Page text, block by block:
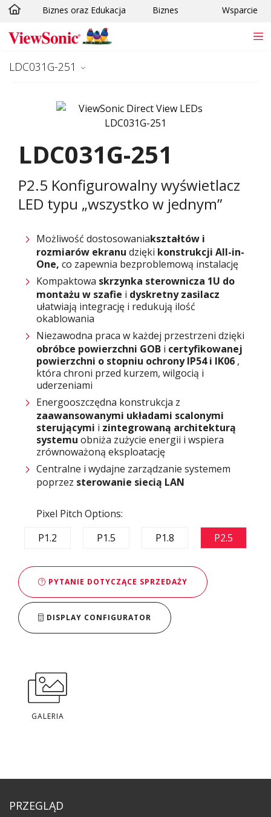
Skip to main content
Biznes oraz Edukacja Biznes Wsparcie
LDC031G-251
LDC031G-251
P2.5 Konfigurowalny wyświetlacz
LED typu „wszystko w jednym”
Możliwość dostosowaniakształtów i
rozmiarów ekranu dzięki konstrukcji All-in-
One, co zapewnia bezproblemową instalację
Kompaktowa skrzynka sterownicza 1U do
montażu w szafie i dyskretny zasilacz
ułatwiają integrację i redukują ilość
okablowania
Niezawodna praca w każdej przestrzeni dzięki
obróbce powierzchni GOB i certyfikowanej
powierzchni o stopniu ochrony IP54 i IK06 ,
która chroni przed kurzem, wilgocią i
uderzeniami
Energooszczędna konstrukcja z
zaawansowanymi układami scalonymi
sterującymi i zintegrowaną architekturą
systemu obniża zużycie energii i wspiera
zrównoważoną eksploatację
Centralne i wydajne zarządzanie systemem
poprzez sterowanie siecią LAN
Pixel Pitch Options:
P1.2
P1.5 P1.8 P2.5
PYTANIE DOTYCZĄCE SPRZEDAŻY
DISPLAY CONFIGURATOR
GALERIA
PRZEGLĄD